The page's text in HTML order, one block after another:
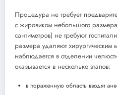
Процедура не требует
с жировиком небольшого
сантиметров) не требуют
размера удаляют хирургическим
наблюдается в отделении
оказывается в несколько этапов:
в пораженную область вводят